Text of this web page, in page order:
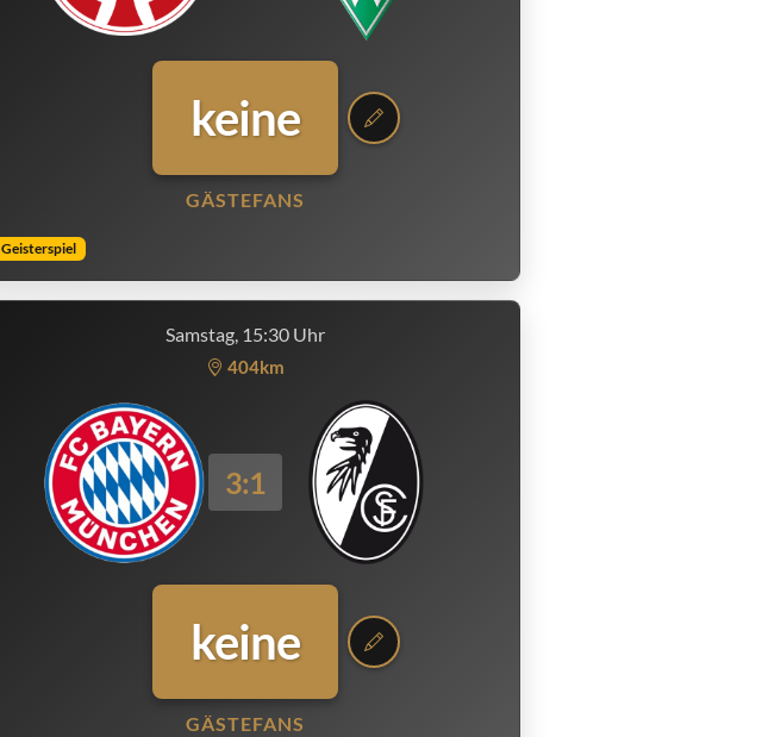
keine
GÄSTEFANS
Geisterspiel
Samstag, 15:30 Uhr
404km
3:1
keine
GÄSTEFANS